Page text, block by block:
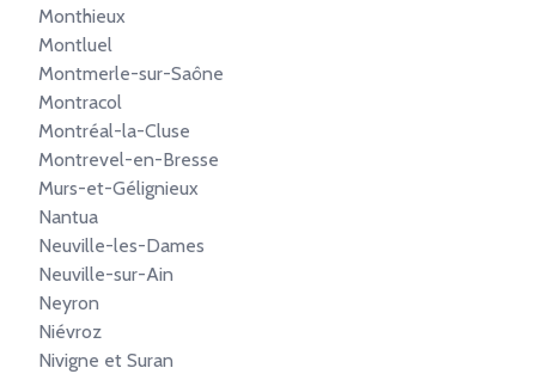
Monthieux
Montluel
Montmerle-sur-Saône
Montracol
Montréal-la-Cluse
Montrevel-en-Bresse
Murs-et-Gélignieux
Nantua
Neuville-les-Dames
Neuville-sur-Ain
Neyron
Niévroz
Nivigne et Suran